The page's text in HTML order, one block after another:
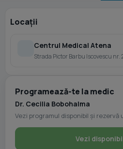
Locații
Centrul Medical Atena
Strada Pictor Barbu Iscovescu nr.
Programează-te la medic
Dr. Cecilia Bobohalma
Vezi programul disponibil și rezervă
Vezi